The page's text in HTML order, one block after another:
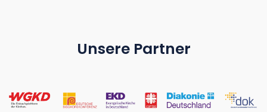
Unsere Partner